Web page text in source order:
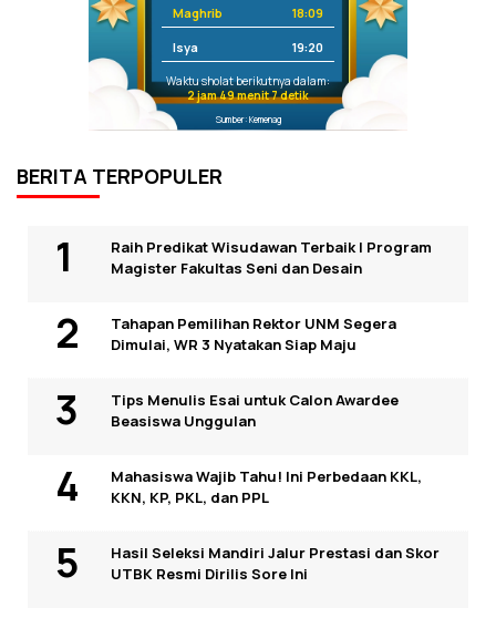
Maghrib 18:09
Isya 19:20
Waktu sholat berikutnya dalam:
2 jam 49 menit 7 detik
Sumber: Kemenag
BERITA TERPOPULER
Raih Predikat Wisudawan Terbaik I Program
Magister Fakultas Seni dan Desain
Tahapan Pemilihan Rektor UNM Segera
Dimulai, WR 3 Nyatakan Siap Maju
Tips Menulis Esai untuk Calon Awardee
Beasiswa Unggulan
Mahasiswa Wajib Tahu! Ini Perbedaan KKL,
KKN, KP, PKL, dan PPL
Hasil Seleksi Mandiri Jalur Prestasi dan Skor
UTBK Resmi Dirilis Sore Ini